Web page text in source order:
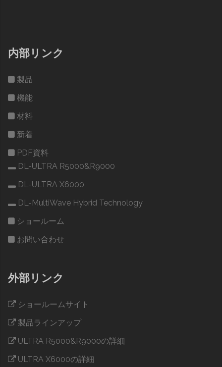
内部リンク
製品
機能
材料
新着
PDF資料
DL-ULTRA R5000&R9000
DL-ULTRA X6000
DL-MultiWave Hybrid Technology
ショールーム
お問い合わせ
外部リンク
ショールームサイト
製品ラインアップ
ULTRA R5000&R9000の詳細
ULTRA X6000の詳細